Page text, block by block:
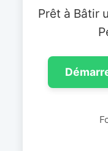
Prêt à Bâtir